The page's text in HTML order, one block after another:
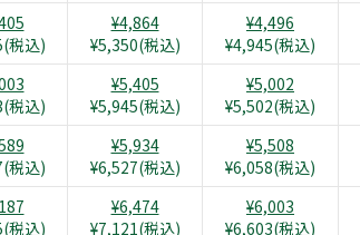
税込)
¥4,864
¥5,350(税込)
¥4,496
¥4,945(税込)
税込)
¥5,405
¥5,945(税込)
¥5,002
¥5,502(税込)
税込)
¥5,934
¥6,527(税込)
¥5,508
¥6,058(税込)
税込)
¥6,474
¥7,121(税込)
¥6,003
¥6,603(税込)